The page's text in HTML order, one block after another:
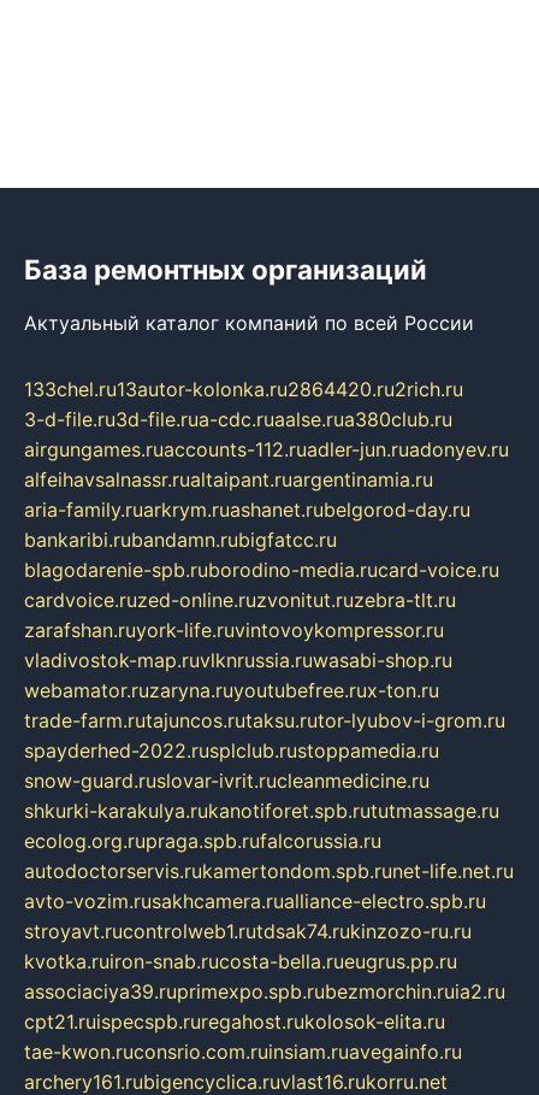
База ремонтных организаций
Актуальный каталог компаний по всей России
133chel.ru13autor-kolonka.ru2864420.ru2rich.ru
3-d-file.ru3d-file.rua-cdc.ruaalse.rua380club.ru
airgungames.ruaccounts-112.ruadler-jun.ruadonyev.ru
alfeihavsalnassr.rualtaipant.ruargentinamia.ru
aria-family.ruarkrym.ruashanet.rubelgorod-day.ru
bankaribi.rubandamn.rubigfatcc.ru
blagodarenie-spb.ruborodino-media.rucard-voice.ru
cardvoice.ruzed-online.ruzvonitut.ruzebra-tlt.ru
zarafshan.ruyork-life.ruvintovoykompressor.ru
vladivostok-map.ruvlknrussia.ruwasabi-shop.ru
webamator.ruzaryna.ruyoutubefree.rux-ton.ru
trade-farm.rutajuncos.rutaksu.rutor-lyubov-i-grom.ru
spayderhed-2022.rusplclub.rustoppamedia.ru
snow-guard.ruslovar-ivrit.rucleanmedicine.ru
shkurki-karakulya.rukanotiforet.spb.rututmassage.ru
ecolog.org.rupraga.spb.rufalcorussia.ru
autodoctorservis.rukamertondom.spb.runet-life.net.ru
avto-vozim.rusakhcamera.rualliance-electro.spb.ru
stroyavt.rucontrolweb1.rutdsak74.rukinzozo-ru.ru
kvotka.ruiron-snab.rucosta-bella.rueugrus.pp.ru
associaciya39.ruprimexpo.spb.rubezmorchin.ruia2.ru
cpt21.ruispecspb.ruregahost.rukolosok-elita.ru
tae-kwon.ruconsrio.com.ruinsiam.ruavegainfo.ru
archery161.rubigencyclica.ruvlast16.rukorru.net